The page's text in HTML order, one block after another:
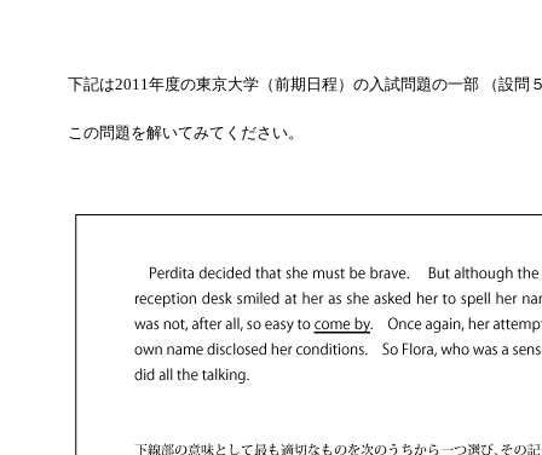
下記は2011年度の東京大学（前期日程）の入試問題の一部 （設問
この問題を解いてみてください。